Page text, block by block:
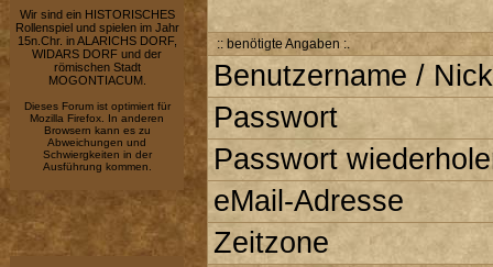
Wir sind ein HISTORISCHES
Rollenspiel und spielen im Jahr
15n.Chr. in ALARICHS DORF,
WIDARS DORF und der
römischen Stadt
MOGONTIACUM.
Dieses Forum ist optimiert für
Mozilla Firefox. In anderen
Browsern kann es zu
Abweichungen und
Schwiergkeiten in der
Ausführung kommen.
:: benötigte Angaben :.
Benutzername / Nick
Passwort
Passwort
eMail-Adresse
Zeitzone